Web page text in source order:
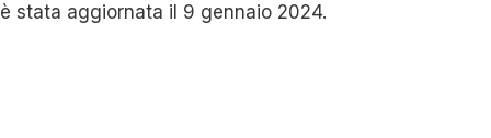
è stata aggiornata il 9 gennaio 2024.